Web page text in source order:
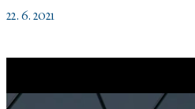
22. 6. 2021